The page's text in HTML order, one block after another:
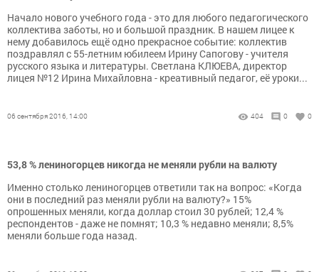
Начало нового учебного года - это для любого педагогического
коллектива заботы, но и большой праздник. В нашем лицее к
нему добавилось ещё одно прекрасное событие: коллектив
поздравлял с 55-летним юбилеем Ирину Сапогову - учителя
русского языка и литературы. Светлана КЛЮЕВА, директор
лицея №12 Ирина Михайловна - креативный педагог, её уроки...
06 сентября 2016, 14:00 404 0 0
53,8 % лениногорцев никогда не меняли рубли на валюту
Именно столько лениногорцев ответили так на вопрос: «Когда
они в последний раз меняли рубли на валюту?» 15%
опрошенных меняли, когда доллар стоил 30 рублей; 12,4 %
респондентов - даже не помнят; 10,3 % недавно меняли; 8,5%
меняли больше года назад.